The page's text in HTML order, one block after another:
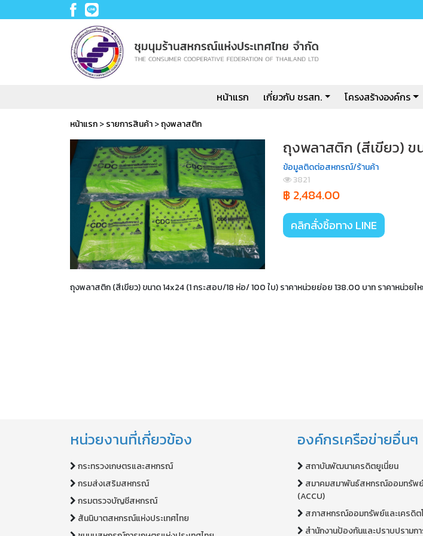
หน้าแรก เกี่ยวกับ ชรสท. โครงสร้างองค์กร
หน้าแรก>รายการสินค้า>ถุงพลาสติก
ถุงพลาสติก (สีเขียว) ข
ข้อมูลติดต่อสหกรณ์/ร้านค้า
3821
฿ 2,484.00
คลิกสั่งซิ้อทาง LINE
ถุงพลาสติก (สีเขียว) ขนาด 14x24 (1 กระสอบ/18 ห่อ/ 100 ใบ) ราคาหน่วยย่อย 138.00 บาท ราคาหน่วย
หน่วยงานที่เกี่ยวข้อง
กระทรวงเกษตรและสหกรณ์
กรมส่งเสริมสหกรณ์
กรมตรวจบัญชีสหกรณ์
สันนิบาตสหกรณ์แห่งประเทศไทย
องค์กรเครือข่ายอื่นๆ
สถาบันพัฒนาเครดิตยูเนี่ยน
สมาคมสมาพันธ์สหกรณ์ออมทรัพย์
(ACCU)
สภาสหกรณ์ออมทรัพย์และเครดิต
สำนักงานป้องกันและปราบปรามก